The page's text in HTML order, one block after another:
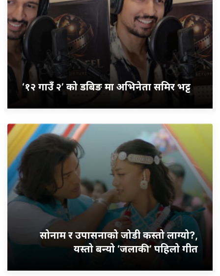
‘१२ गाउँ २’ को डबिङ मा अभिनेता समिर भट्ट
सोनाम र उपासनाको जोडी कस्तो लाग्यो?,
यस्तो बन्यो ‘जलाकी’ पहिलो गीत